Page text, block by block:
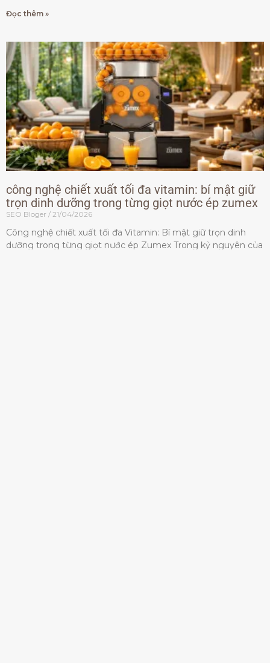
Đọc thêm »
công nghệ chiết xuất tối đa vitamin: bí mật giữ
trọn dinh dưỡng trong từng giọt nước ép zumex
SEO Bloger 21/04/2026
Công nghệ chiết xuất tối đa Vitamin: Bí mật giữ trọn dinh
dưỡng trong từng giọt nước ép Zumex Trong kỷ nguyên của